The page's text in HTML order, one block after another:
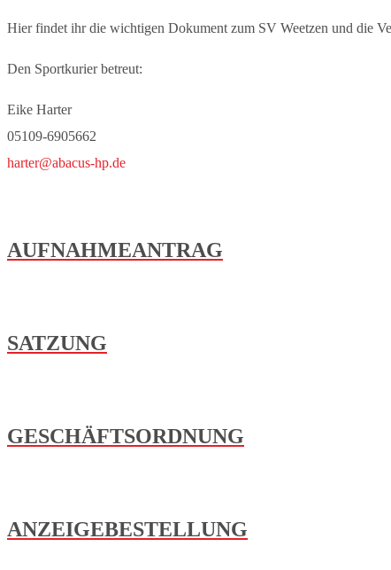
Hier findet ihr die wichtigen Dokument zum SV Weetzen und die
Den Sportkurier betreut:
Eike Harter
05109-6905662
harter@abacus-hp.de
AUFNAHMEANTRAG
SATZUNG
GESCHÄFTSORDNUNG
ANZEIGEBESTELLUNG